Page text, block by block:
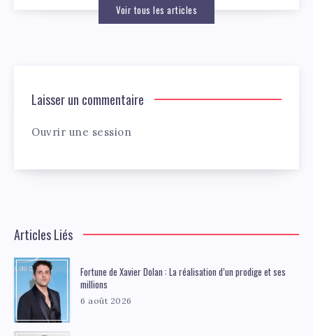
Voir tous les articles
Laisser un commentaire
Ouvrir une session
Articles Liés
Fortune de Xavier Dolan : La réalisation d’un prodige et ses
millions
6 août 2026